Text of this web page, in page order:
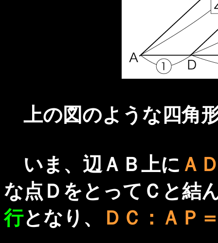
上の図のような四角
いま、辺ＡＢ上に Ａ
な点ＤをとってＣと結
行となり、 ＤＣ：ＡＰ